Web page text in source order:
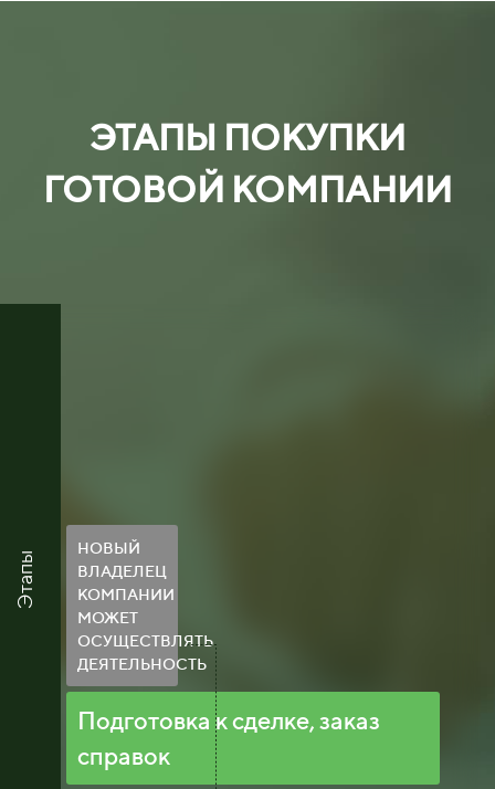
ЭТАПЫ ПОКУПКИ
ГОТОВОЙ КОМПАНИИ
Этапы
НОВЫЙ
ВЛАДЕЛЕЦ
КОМПАНИИ
МОЖЕТ
ОСУЩЕСТВЛЯТЬ
ДЕЯТЕЛЬНОСТЬ
Подготовка к сделке, заказ
справок